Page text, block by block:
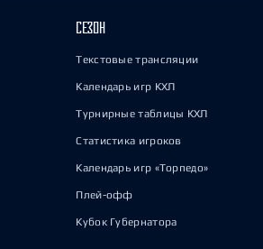
СЕЗОН
Текстовые трансляции
Календарь игр КХЛ
Турнирные таблицы КХЛ
Статистика игроков
Календарь игр «Торпедо»
Плей-офф
Кубок Губернатора